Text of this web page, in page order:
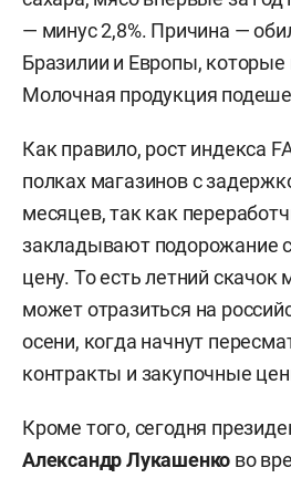
— минус 2,8%. Причина —
Бразилии и Европы,
Молочная продукция
Как правило, рост индекса
полках магазинов с
месяцев, так как
закладывают подорожание
цену. То есть летний
может отразиться на
осени, когда начнут
контракты и закупочные
Кроме того, сегодня
Александр Лукашенко во